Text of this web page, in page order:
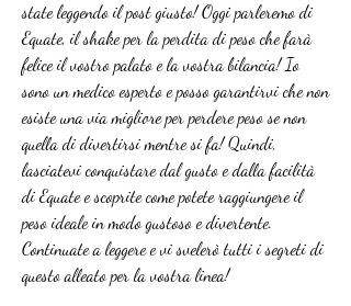
state leggendo il post giusto! Oggi parleremo di
Equate, il shake per la perdita di peso che farà
felice il vostro palato e la vostra bilancia! Io
sono un medico esperto e posso garantirvi che non
esiste una via migliore per perdere peso se non
quella di divertirsi mentre si fa! Quindi,
lasciatevi conquistare dal gusto e dalla facilità
di Equate e scoprite come potete raggiungere il
peso ideale in modo gustoso e divertente.
Continuate a leggere e vi svelerò tutti i segreti di
questo alleato per la vostra linea!